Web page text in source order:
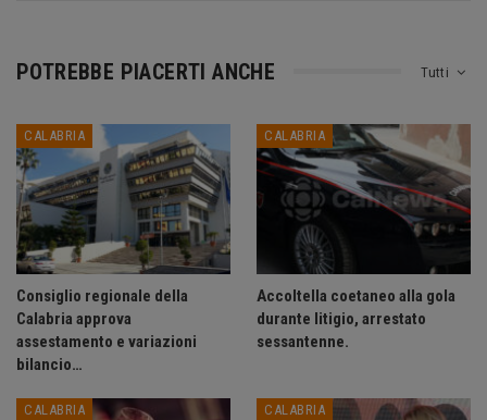
Tutti
POTREBBE PIACERTI ANCHE
CALABRIA
Consiglio regionale della
Calabria approva
assestamento e variazioni
bilancio…
CALABRIA
Accoltella coetaneo alla gola
durante litigio, arrestato
sessantenne.
CALABRIA CALABRIA